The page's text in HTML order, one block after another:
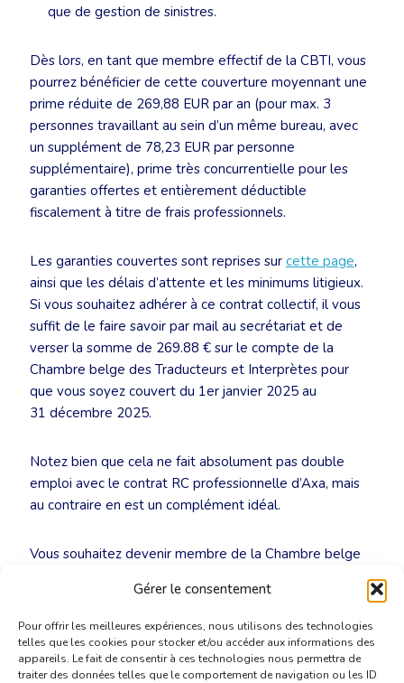
Gérer le consentement
Pour offrir les meilleures expériences, nous utilisons des technologies
telles que les cookies pour stocker et/ou accéder aux informations des
appareils. Le fait de consentir à ces technologies nous permettra de
traiter des données telles que le comportement de navigation ou les ID
que de gestion de sinistres.
Dès lors, en tant que membre effectif de la CBTI, vous
pourrez bénéficier de cette couverture moyennant une
prime réduite de 269,88 EUR par an (pour max. 3
personnes travaillant au sein d’un même bureau, avec
un supplément de 78,23 EUR par personne
supplémentaire), prime très concurrentielle pour les
garanties offertes et entièrement déductible
fiscalement à titre de frais professionnels.
Les garanties couvertes sont reprises sur cette page,
ainsi que les délais d’attente et les minimums litigieux.
Si vous souhaitez adhérer à ce contrat collectif, il vous
suffit de le faire savoir par mail au secrétariat et de
verser la somme de 269.88 € sur le compte de la
Chambre belge des Traducteurs et Interprètes pour
que vous soyez couvert du 1er janvier 2025 au
31 décembre 2025.
Notez bien que cela ne fait absolument pas double
emploi avec le contrat RC professionnelle d’Axa, mais
au contraire en est un complément idéal.
Vous souhaitez devenir membre de la Chambre belge
expliquera la procédure à suivre.